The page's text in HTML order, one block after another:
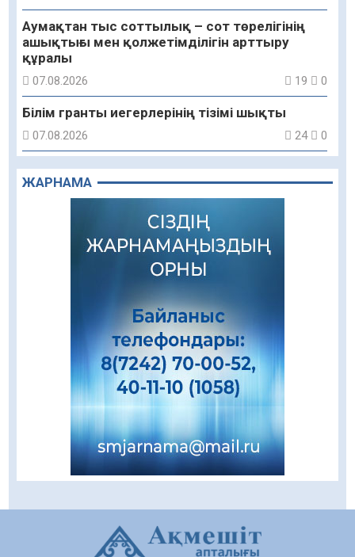
Аумақтан тыс соттылық – сот төрелігінің
ашықтығы мен қолжетімділігін арттыру
құралы
07.08.2026 19 0
Білім гранты иегерлерінің тізімі шықты
07.08.2026 24 0
«Дауыс беру учаскесін қалай табуға болады?»￼
07.08.2026
Қазақстандықтар Құрылтай сайлауынан
жақсылық күтеді – қоғамдық пікір зерттеуі
Қаржылық сауаттылықты арттыруға
бағытталған кездесу өтті
Жаңақорғанда су тарату станциясы іске
қосылды
07.08.2026
Ауыл шаруашылығы – өңір экономикасының
негізгі тірегі
07.08.2026
ЖАРНАМА